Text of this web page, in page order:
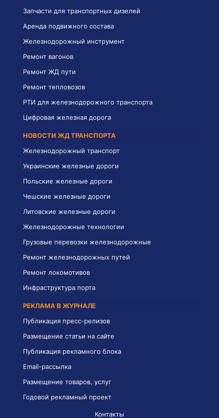
Запчасти для транспортных дизелей
Аренда подвижного состава
Железнодорожный инструмент
Ремонт вагонов
Ремонт ЖД пути
Ремонт тепловозов
РТИ для железнодорожного транспорта
Цифровая железная дорога
НОВОСТИ ЖД ТРАНСПОРТА
Железнодорожный транспорт
Украинские железные дороги
Польские железные дороги
Чешские железные дороги
Литовские железные дороги
Железнодорожные технологии
Грузовые перевозки железнодорожные
Ремонт железнодорожных путей
Ремонт локомотивов
Инфраструктура порта
РЕКЛАМА В ЖУРНАЛЕ
Публикация пресс-релизов
Размещение статьи на сайте
Публикация рекламного блока
Email-рассылка
Размещение товаров, услуг
Годовой рекламный проект
Контакты